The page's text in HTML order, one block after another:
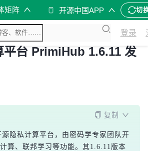
矩阵 开源中国APP 切
登录
平台 PrimiHub 1.6.11 发
复制
隐私计算平台，由密码学专家团队开
算、联邦学习等功能。其1.6.11版本